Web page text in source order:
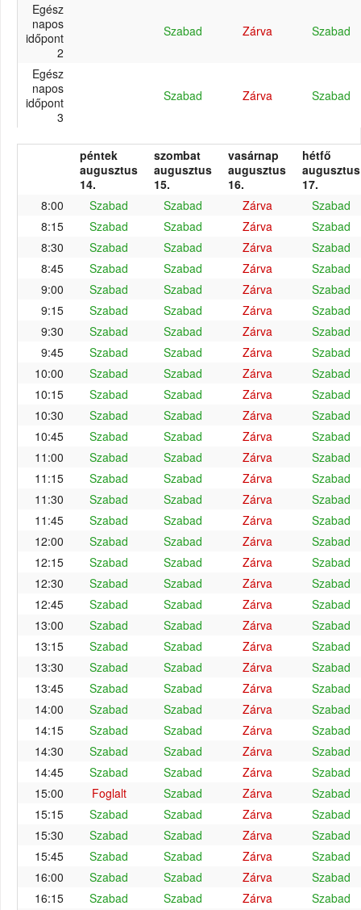
Egész
napos
időpont
2
Szabad Zárva Szabad
Egész
napos
időpont
3
Szabad Zárva Szabad
péntek
augusztus
14.
szombat
augusztus
15.
vasárnap
augusztus
16.
hétfő
augusztus
17.
8:00
Szabad Szabad Zárva
Szabad
8:15
Szabad Szabad Zárva
Szabad
8:30
Szabad Szabad Zárva
Szabad
8:45
Szabad Szabad Zárva
Szabad
9:00
Szabad Szabad Zárva
Szabad
9:15
Szabad Szabad Zárva
Szabad
9:30
Szabad Szabad Zárva
Szabad
9:45
Szabad Szabad Zárva
Szabad
10:00
Szabad Szabad Zárva
Szabad
10:15
Szabad Szabad Zárva
Szabad
10:30
Szabad Szabad Zárva
Szabad
10:45
Szabad Szabad Zárva
Szabad
11:00
Szabad Szabad Zárva
Szabad
11:15
Szabad Szabad Zárva
Szabad
11:30
Szabad Szabad Zárva
Szabad
11:45
Szabad Szabad Zárva
Szabad
12:00
Szabad Szabad Zárva
Szabad
12:15
Szabad Szabad Zárva
Szabad
12:30
Szabad Szabad Zárva
Szabad
12:45
Szabad Szabad Zárva
Szabad
13:00
Szabad Szabad Zárva
Szabad
13:15
Szabad Szabad Zárva
Szabad
13:30
Szabad Szabad Zárva
Szabad
13:45
Szabad Szabad Zárva
Szabad
14:00
Szabad Szabad Zárva
Szabad
14:15
Szabad Szabad Zárva
Szabad
14:30
Szabad Szabad Zárva
Szabad
14:45
Szabad Szabad Zárva
Szabad
15:00
Foglalt Szabad Zárva
Szabad
15:15
Szabad Szabad Zárva
Szabad
15:30
Szabad Szabad Zárva
Szabad
15:45
Szabad Szabad Zárva
Szabad
16:00
Szabad Szabad Zárva
Szabad
16:15
Szabad Szabad Zárva Szabad